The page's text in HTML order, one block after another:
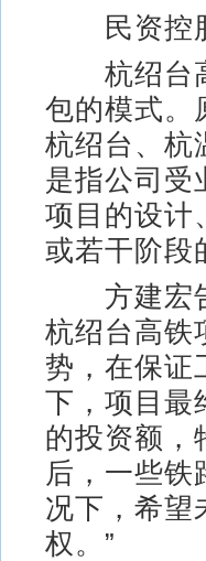
民资控股
杭绍台高
包的模式。
杭绍台、杭
是指公司受
项目的设计
或若干阶段
方建宏告
杭绍台高铁
势，在保证
下，项目最
的投资额，
后，一些铁
况下，希望
权。”